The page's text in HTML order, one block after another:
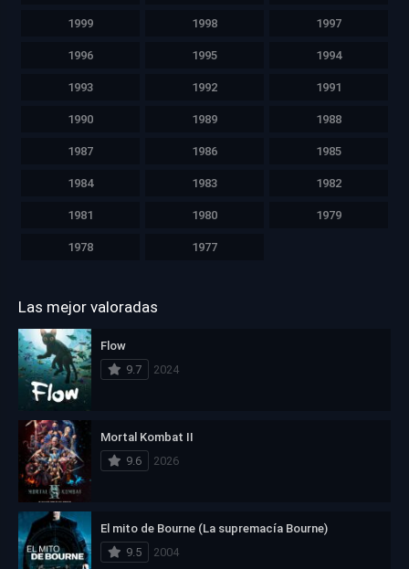
1999 1998 1997
1996 1995 1994
1993 1992 1991
1990 1989 1988
1987 1986 1985
1984 1983 1982
1981 1980 1979
1978 1977
Las mejor valoradas
Flow
9.7
2024
Mortal Kombat II
9.6
2026
El mito de Bourne (La supremacía Bourne)
9.5
2004